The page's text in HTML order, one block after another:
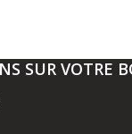
SUR VOTRE